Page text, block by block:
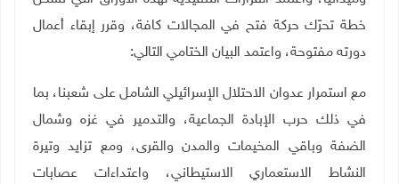
خطة تحرّك حركة فتح في المجالات كافة، وقرر إبقاء أعمال
دورته مفتوحة، واعتمد البيان الختامي التالي:
مع استمرار عدوان الاحتلال الإسرائيلي الشامل على شعبنا، بما
في ذلك حرب الإبادة الجماعية، والتدمير في غزه وشمال
الضفة وباقي المخيمات والمدن والقرى، ومع تزايد وتيرة
النشاط الاستعماري الاستيطاني، واعتداءات عصابات